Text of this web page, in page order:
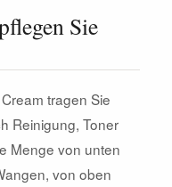
Sie
tragen Sie
Reinigung, Toner
Menge von unten
von oben